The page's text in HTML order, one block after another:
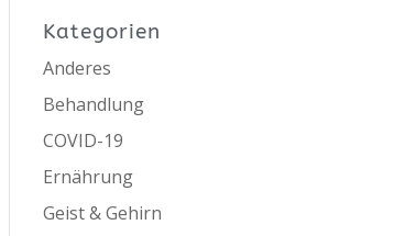
Kategorien
Anderes
Behandlung
COVID-19
Ernährung
Geist & Gehirn